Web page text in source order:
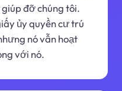
đỡ chúng tôi.
ủy quyền cư trú
nó vẫn hoạt
với nó.